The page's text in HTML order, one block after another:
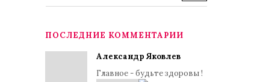
ПОСЛЕДНИЕ КОММЕНТАРИИ
Александр Яковлев
Главное - будьте здоровы !